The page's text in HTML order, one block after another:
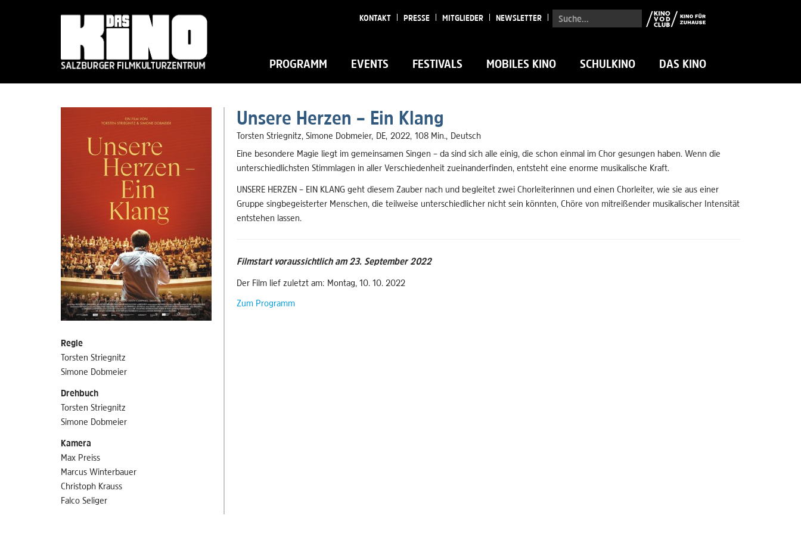
Suche...
PROGRAMM EVENTS FESTIVALS MOBILES KINO SCHULKINO DAS KINO
KONTAKT PRESSE MITGLIEDER NEWSLETTER
Regie
Torsten Striegnitz
Simone Dobmeier
Drehbuch
Torsten Striegnitz
Simone Dobmeier
Kamera
Max Preiss
Marcus Winterbauer
Christoph Krauss
Falco Seliger
Unsere Herzen – Ein Klang
Torsten Striegnitz, Simone Dobmeier DE 2022 108 Min. Deutsch
Eine besondere Magie liegt im gemeinsamen Singen – da sind sich alle einig, die schon einmal im Chor gesungen haben. Wenn die
unterschiedlichsten Stimmlagen in aller Verschiedenheit zueinanderfinden, entsteht eine enorme musikalische Kraft.
UNSERE HERZEN – EIN KLANG geht diesem Zauber nach und begleitet zwei Chorleiterinnen und einen Chorleiter, wie sie aus einer
Gruppe singbegeisterter Menschen, die teilweise unterschiedlicher nicht sein könnten, Chöre von mitreißender musikalischer Intensität
entstehen lassen.
Filmstart voraussichtlich am 23. September 2022
Der Film lief zuletzt am: Montag, 10. 10. 2022
Zum Programm